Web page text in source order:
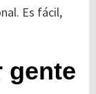
Es fácil,
gente